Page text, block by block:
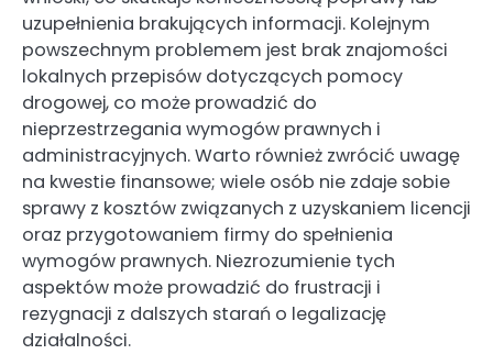
uzupełnienia brakujących informacji. Kolejnym
powszechnym problemem jest brak znajomości
lokalnych przepisów dotyczących pomocy
drogowej, co może prowadzić do
nieprzestrzegania wymogów prawnych i
administracyjnych. Warto również zwrócić uwagę
na kwestie finansowe; wiele osób nie zdaje sobie
sprawy z kosztów związanych z uzyskaniem licencji
oraz przygotowaniem firmy do spełnienia
wymogów prawnych. Niezrozumienie tych
aspektów może prowadzić do frustracji i
rezygnacji z dalszych starań o legalizację
działalności.